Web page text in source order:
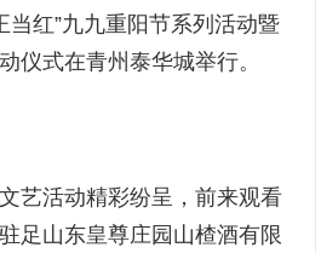
当红”九九重阳节系列活动暨
仪式在青州泰华城举行。
活动精彩纷呈，前来观看
足山东皇尊庄园山楂酒有限